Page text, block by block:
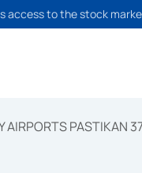
to the stock
AIRPORTS PASTIKAN